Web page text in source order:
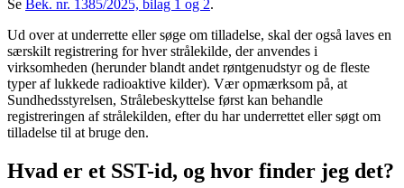
Se Bek. nr. 1385/2025, bilag 1 og 2.
Ud over at underrette eller søge om tilladelse, skal der også laves en
særskilt registrering for hver strålekilde, der anvendes i
virksomheden (herunder blandt andet røntgenudstyr og de fleste
typer af lukkede radioaktive kilder). Vær opmærksom på, at
Sundhedsstyrelsen, Strålebeskyttelse først kan behandle
registreringen af strålekilden, efter du har underrettet eller søgt om
tilladelse til at bruge den.
Hvad er et SST-id, og hvor finder jeg det?